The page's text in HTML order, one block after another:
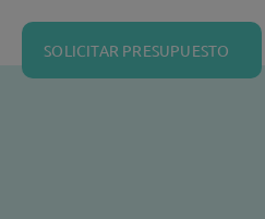
SOLICITAR PRESUPUESTO